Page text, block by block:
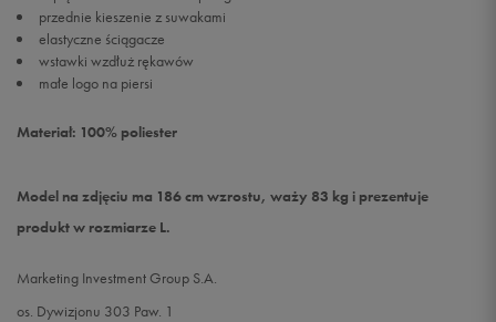
przednie kieszenie z suwakami
elastyczne ściągacze
wstawki wzdłuż rękawów
małe logo na piersi
Materiał: 100% poliester
Model na zdjęciu ma 186 cm wzrostu, waży 83 kg i prezentuje
produkt w rozmiarze L.
Marketing Investment Group S.A.
os. Dywizjonu 303 Paw. 1